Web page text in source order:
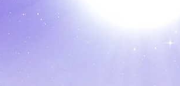
RELATIONSHIPS FARM
RIVERA